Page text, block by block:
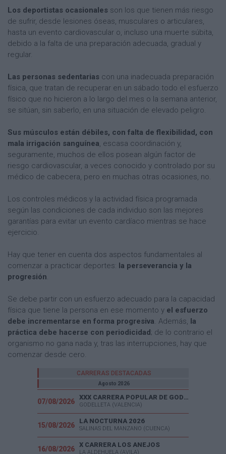
Los deportistas ocasionales son los que tienen más riesgo
de sufrir, desde lesiones óseas, musculares o articulares,
hasta un evento cardiovascular o, incluso una muerte súbita,
debido a la falta de una preparación adecuada, gradual y
regular.
Las personas sedentarias con una inadecuada preparación
física, que tratan de recuperar en un sábado todo el esfuerzo
físico que no hicieron a lo largo del mes o la semana anterior,
se sitúan, sin saberlo, en una situación de elevado peligro.
Sus músculos están débiles, con falta de flexibilidad, con
mala irrigación sanguínea, escasa coordinación y,
seguramente, muchos de ellos posean algún factor de
riesgo cardiovascular, a veces conocido y controlado por su
médico de cabecera, pero en muchas otras ocasiones, no.
Los controles médicos y la actividad física programada
según las condiciones de cada individuo son las mejores
garantías para evitar un evento cardíaco mientras se hace
ejercicio.
Hay que tener en cuenta dos aspectos fundamentales al
comenzar a practicar deportes: la perseverancia y la
progresión.
Se debe partir con un esfuerzo adecuado para la capacidad
física que tiene la persona en ese momento y el esfuerzo
debe incrementarse en forma progresiva. Además, la
práctica debe hacerse con periodicidad; de lo contrario el
organismo no gana nada y, tras las interrupciones, hay que
comenzar desde cero.
CARRERAS DESTACADAS
Agosto 2026
07/08/2026
XXX CARRERA POPULAR DE GODELLETA
GODELLETA (VALENCIA)
15/08/2026
LA NOCTURNA 2026
SALINAS DEL MANZANO (CUENCA)
16/08/2026
X CARRERA LOS ANEJOS
LA ALDEHUELA (AVILA)